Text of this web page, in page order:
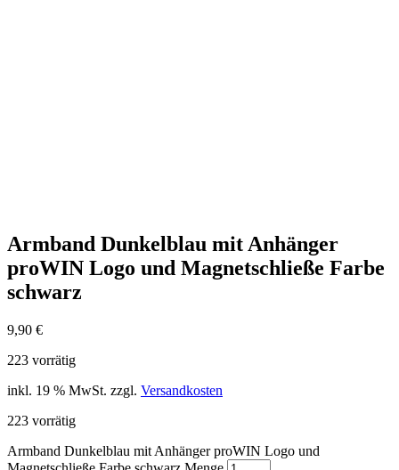
Armband Dunkelblau mit Anhänger
proWIN Logo und Magnetschließe Farbe
schwarz
9,90 €
223 vorrätig
inkl. 19 % MwSt. zzgl. Versandkosten
223 vorrätig
Armband Dunkelblau mit Anhänger proWIN Logo und